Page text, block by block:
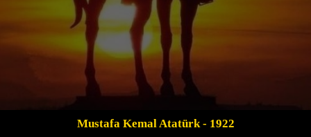
Mustafa Kemal Atatürk- 1922